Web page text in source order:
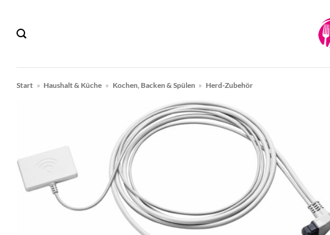
springen
Start » Haushalt & Küche » Kochen, Backen & Spülen » Herd-Zubehör